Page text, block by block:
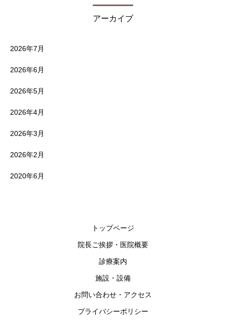
アーカイブ
2026年7月
2026年6月
2026年5月
2026年4月
2026年3月
2026年2月
2020年6月
トップページ
院長ご挨拶・医院概要
診療案内
施設・設備
お問い合わせ・アクセス
プライバシーポリシー